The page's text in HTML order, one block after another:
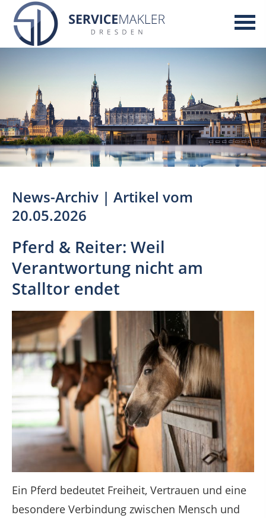
News-Archiv | Artikel vom
20.05.2026
Pferd & Reiter: Weil
Verantwortung nicht am
Stalltor endet
Ein Pferd bedeutet Freiheit, Vertrauen und eine
besondere Verbindung zwischen Mensch und